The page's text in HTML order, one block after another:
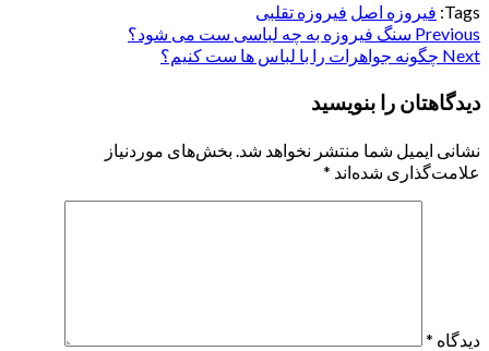
Tags: فیروزه اصل فیروزه تقلبی
Continue
Previous سنگ فیروزه به چه لباسی ست می شود؟
Next چگونه جواهرات را با لباس ها ست کنیم؟
دیدگاهتان را بنویسید
نشانی ایمیل شما منتشر نخواهد شد. بخش‌های موردنیاز
علامت‌گذاری شده‌اند *
دیدگاه *